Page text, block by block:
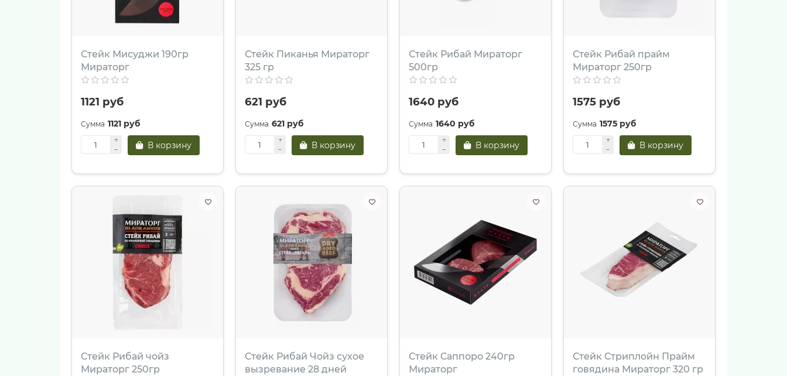
Стейк Мисуджи 190гр
Мираторг
1121 руб
1121 руб
В корзину
Стейк Пиканья Мираторг
325 гр
621 руб
621 руб
В корзину
Стейк Рибай Мираторг
500гр
1640 руб
1640 руб
В корзину
Стейк Рибай прайм
Мираторг 250гр
1575 руб
1575 руб
В корзину
Стейк Рибай чойз
Мираторг 250гр
Стейк Рибай Чойз сухое
вызревание 28 дней
Стейк Саппоро 240гр
Мираторг
Стейк Стриплойн Прайм
говядина Мираторг 320 гр